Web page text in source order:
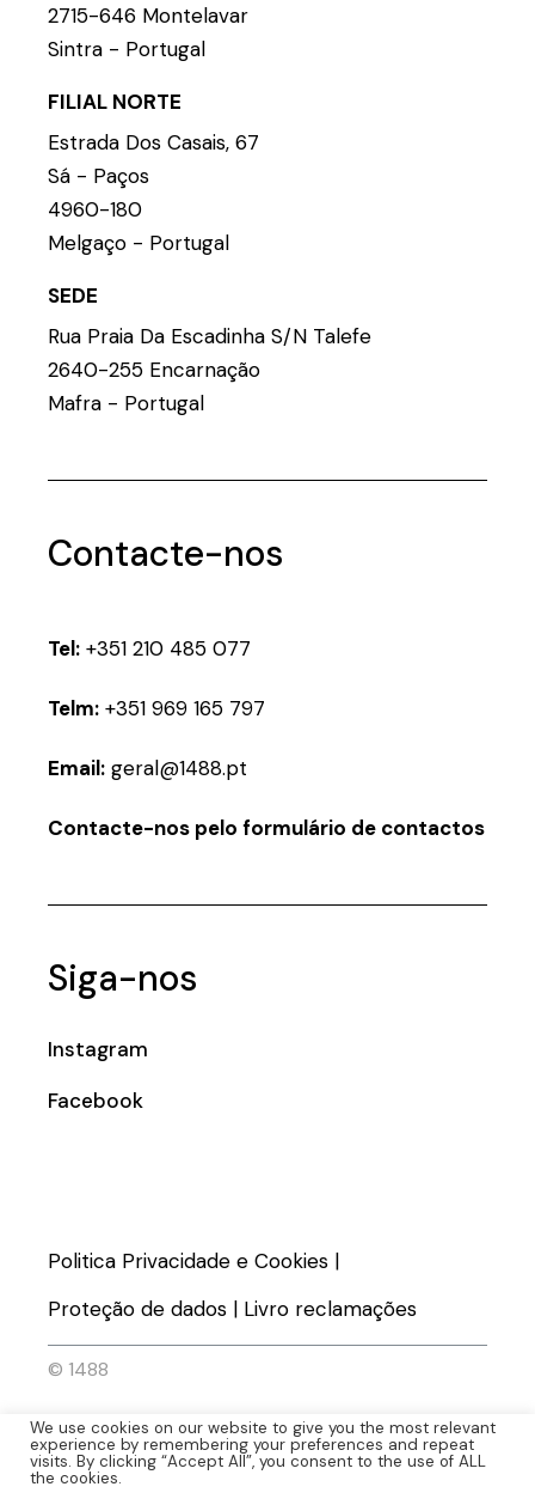
2715-646 Montelavar
Sintra - Portugal
FILIAL NORTE
Estrada Dos Casais, 67
Sá - Paços
4960-180
Melgaço - Portugal
SEDE
Rua Praia Da Escadinha S/N Talefe
2640-255 Encarnação
Mafra - Portugal
Contacte-nos
Tel: +351 210 485 077
Telm: +351 969 165 797
Email: geral@1488.pt
Contacte-nos pelo formulário de contactos
Siga-nos
Instagram
Facebook
Politica Privacidade e Cookies |
Proteção de dados | Livro reclamações
© 1488
We use cookies on our website to give you the most relevant
experience by remembering your preferences and repeat
visits. By clicking “Accept All”, you consent to the use of ALL
the cookies.